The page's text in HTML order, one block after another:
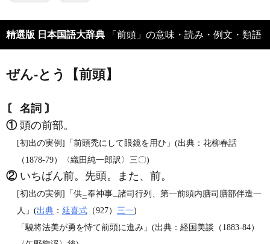
精選版 日本国語大辞典 「前頭」の意味・読み・例文・類語
ぜん‐とう【前頭】
〘 名詞 〙
①頭の前部。
[初出の実例]「前頭禿にして眼鏡を用ひ」(出典：花柳春話
（1878‐79）〈織田純一郎訳〉三〇)
②いちばん前。先頭。また、前。
[初出の実例]「供二奉神事一諸司行列、第一前頭内膳司膳部伴造一
人」(出典 ： 延喜式 （927） 三一)
「驍将法美が勇を恃て前頭に進み」(出典：経国美談（1883‐84）